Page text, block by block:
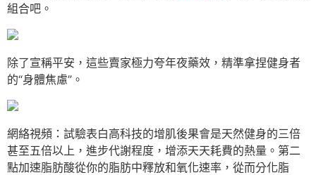
組合吧。
除了宣稱平安，這些賣家極力夸年夜藥效，精準拿捏健身者
的“身體焦慮”。
網絡視頻：試驗表白高科技的增肌後果會是天然健身的三倍
甚至五倍以上，進步代謝程度，增添天天耗費的熱量。第二
點加速脂肪酸從你的脂肪中釋放和氧化速率，從而分化脂